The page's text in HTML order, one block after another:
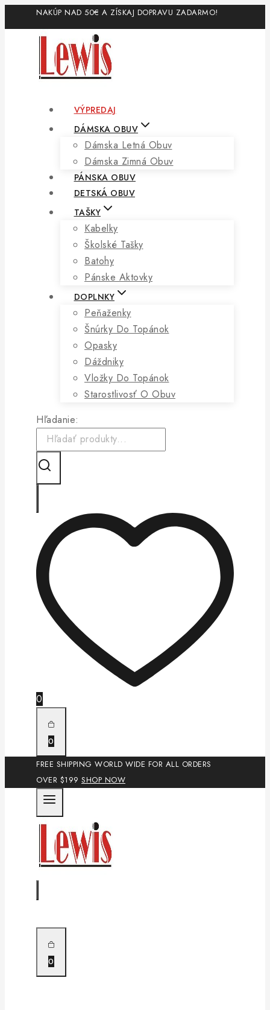
to
NAKÚP NAD 50€ A ZÍSKAJ DOPRAVU ZADARMO!
VÝPREDAJ
DÁMSKA OBUV
Dámska Letná Obuv
Dámska Zimná Obuv
PÁNSKA OBUV
DETSKÁ OBUV
TAŠKY
Kabelky
Školské Tašky
Batohy
Pánske Aktovky
DOPLNKY
Peňaženky
Šnúrky Do Topánok
Opasky
Dáždniky
Vložky Do Topánok
Starostlivosť O Obuv
Hľadanie:
0
0
FREE SHIPPING WORLD WIDE FOR ALL ORDERS
OVER $199 SHOP NOW
0